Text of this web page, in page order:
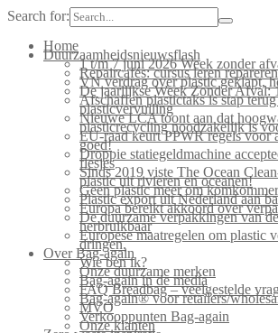
Search for:
Home
Duurzaamheidsnieuwsflash
1 t/m 7 juni 2026 Week zonder
Repaircafés: cursus leren
VN verdrag over plastic geklapt,
De jaarlijkse Week Zonder Afval:
Afschaffen plastictaks is stap
plasticvervuiling
Nieuwe LCA toont aan dat
plasticrecycling noodzakelijk is
EU-raad keurt PPWR regels voor
goed!
Droppie statiegeldmachine
flesjes
Sinds 2019 viste The Ocean
plastic uit rivieren en oceanen!
Geen plastic meer om
Plastic export uit Nederland aan
Europa bereikt akkoord over
De duurzame verpakkingen van
herbruikbaar
Europese maatregelen om plastic
dringen.
Over Bag-again
Wie ben ik?
Onze duurzame merken
Bag-again in de media
FAQ Breadbag – veelgestelde
Bag-again® voor retailers/
MVO
Verkooppunten Bag-again
Onze klanten